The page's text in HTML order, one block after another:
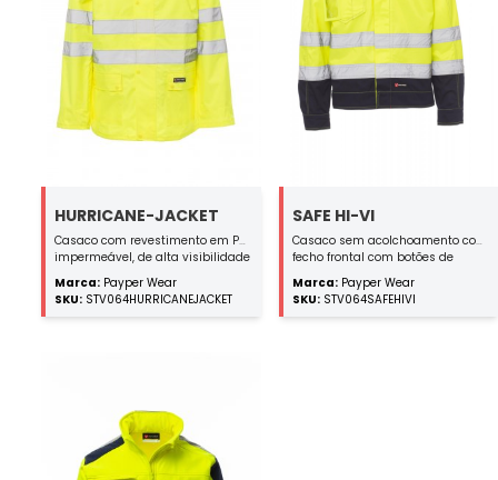
HURRICANE-JACKET
Casaco com revestimento em PU,
impermeável, de alta visibilidade
fecho de correr de nylon completo
e paleta com botões de pressão,
Marca: Payper Wear
SKU: STV064HURRICANEJACKET
SAFE HI-VI
Casaco sem acolchoamento com
fecho frontal com botões de
botão, cintura ajustável com
velcro; pespontos em cor
contrastante, bolso para
Marca:Payper Wear
SKU:STV064SAFEHIVI